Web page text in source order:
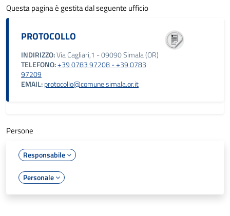
Questa pagina è gestita dal seguente ufficio
PROTOCOLLO
INDIRIZZO:Via Cagliari,1 - 09090 Simala (OR)
TELEFONO:+39 0783 97208 - +39 0783
97209
EMAIL:protocollo@comune.simala.or.it
Persone
Responsabile
Personale